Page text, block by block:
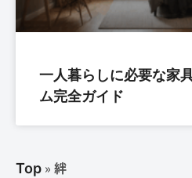
一人暮らしに必要な家
ム完全ガイド
Top » 絆